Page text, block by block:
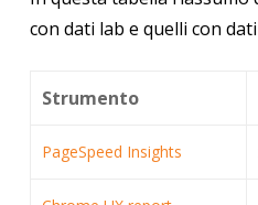
con dati lab e quelli con
Strumento
PageSpeed Insights